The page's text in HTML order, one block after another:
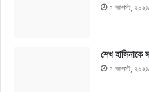
৭ আগস্ট, ২০২৬
শেখ হাসিনাকে
৭ আগস্ট, ২০২৬